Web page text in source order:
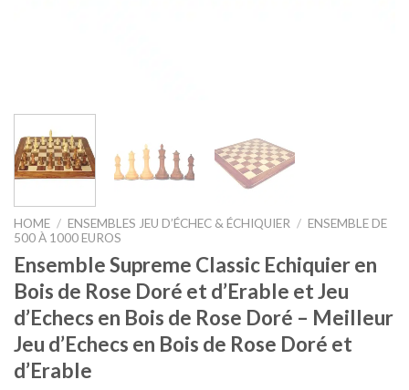
HOME / ENSEMBLES JEU D’ÉCHEC & ÉCHIQUIER / ENSEMBLE DE
500 À 1000 EUROS
Ensemble Supreme Classic Echiquier en
Bois de Rose Doré et d’Erable et Jeu
d’Echecs en Bois de Rose Doré – Meilleur
Jeu d’Echecs en Bois de Rose Doré et
d’Erable